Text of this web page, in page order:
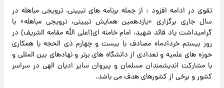
تقوی در ادامه افزود : از جمله برنامه های تبیینی، ترویجی مباهله در
سال جاری برگزاری «یازدهمین همایش تبیینی، ترویجی مباهله» با
گرامیداشت یاد قائد شهید، امام خامنه ای(اعلی الله مقامه الشریف) در
روز بیستم خردادماه مصادف با بیست و چهارم ذی الحجه با همکاری
حوزه های علمیه و تعدادی از دانشگاه های برتر و نهادهای بین المللی و
با مشارکت اندیشمندان مسلمان و پیروان سایر ادیان الهی در سراسر
کشور و برخی از کشورهای هدف می باشد.